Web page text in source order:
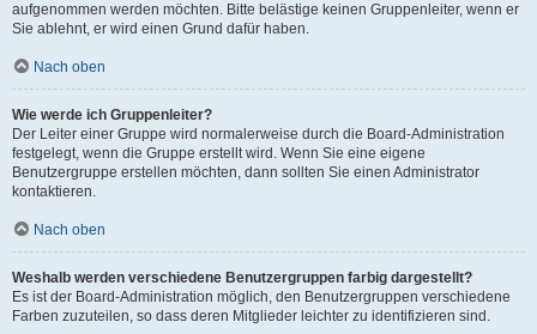
aufgenommen werden möchten. Bitte belästige keinen Gruppenleiter, wenn er
Sie ablehnt, er wird einen Grund dafür haben.
Nach oben
Wie werde ich Gruppenleiter?
Der Leiter einer Gruppe wird normalerweise durch die Board-Administration
festgelegt, wenn die Gruppe erstellt wird. Wenn Sie eine eigene
Benutzergruppe erstellen möchten, dann sollten Sie einen Administrator
kontaktieren.
Nach oben
Weshalb werden verschiedene Benutzergruppen farbig dargestellt?
Es ist der Board-Administration möglich, den Benutzergruppen verschiedene
Farben zuzuteilen, so dass deren Mitglieder leichter zu identifizieren sind.